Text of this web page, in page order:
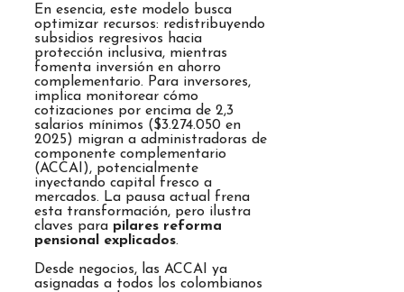
En esencia, este modelo busca
optimizar recursos: redistribuyendo
subsidios regresivos hacia
protección inclusiva, mientras
fomenta inversión en ahorro
complementario. Para inversores,
implica monitorear cómo
cotizaciones por encima de 2,3
salarios mínimos ($3.274.050 en
2025) migran a administradoras de
componente complementario
(ACCAI), potencialmente
inyectando capital fresco a
mercados. La pausa actual frena
esta transformación, pero ilustra
claves para pilares reforma
pensional explicados.
Desde negocios, las ACCAI ya
asignadas a todos los colombianos